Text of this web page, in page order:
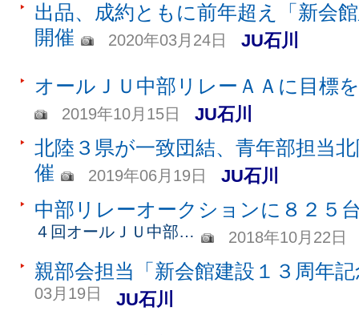
出品、成約ともに前年超え「新会
開催 2020年03月24日 JU石川
オールＪＵ中部リレーＡＡに目標
2019年10月15日 JU石川
北陸３県が一致団結、青年部担当
催 2019年06月19日 JU石川
中部リレーオークションに８２５
４回オールＪＵ中部… 2018年10月22日
親部会担当「新会館建設１３周年
03月19日 JU石川